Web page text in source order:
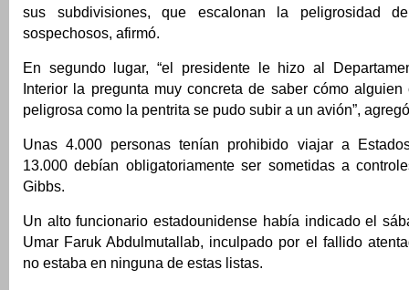
sus subdivisiones, que escalonan la peligrosidad
sospechosos, afirmó.
En segundo lugar, “el presidente le hizo al
Interior la pregunta muy concreta de saber cómo
peligrosa como la pentrita se pudo subir a un avión”,
Unas 4.000 personas tenían prohibido viajar a
13.000 debían obligatoriamente ser sometidas a
Gibbs.
Un alto funcionario estadounidense había indicado el
Umar Faruk Abdulmutallab, inculpado por el fallido
no estaba en ninguna de estas listas.